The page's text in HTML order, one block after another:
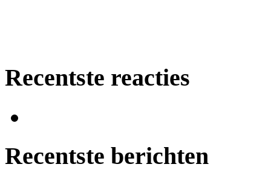
Recentste reacties
Recentste berichten